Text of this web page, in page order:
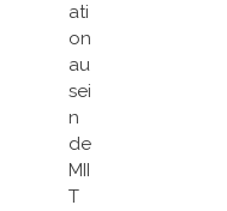
ati
on
au
sei
n
de
MII
T